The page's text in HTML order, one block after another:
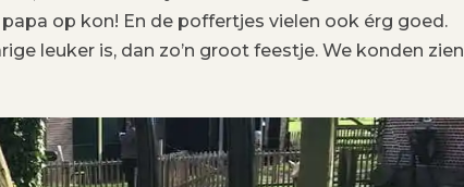
op kon! En de poffertjes vielen ook érg goed.
leuker is, dan zo’n groot feestje. We konden zien